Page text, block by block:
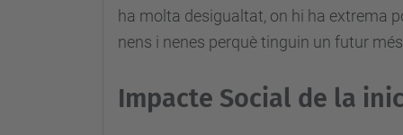
ha molta desigualtat, on hi ha extrema
nens i nenes perquè tinguin un futur
Impacte Social de la